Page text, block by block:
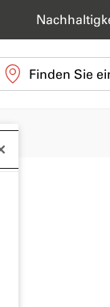
Finden Sie